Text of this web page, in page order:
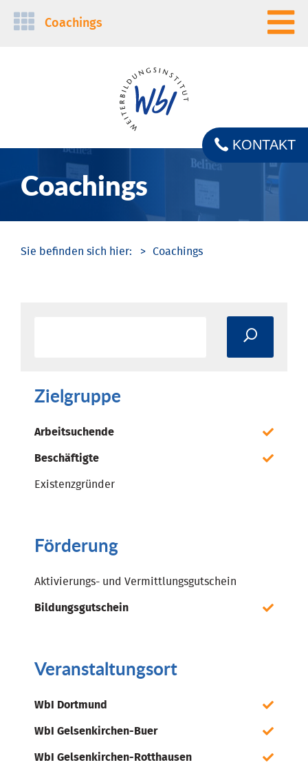
Navigation
Coachings
Coachings
KONTAKT
Coachings
Zielgruppe
Arbeitsuchende
Beschäftigte
Existenzgründer
Förderung
Aktivierungs- und Vermittlungsgutschein
Bildungsgutschein
Veranstaltungsort
WbI Dortmund
WbI Gelsenkirchen-Buer
WbI Gelsenkirchen-Rotthausen